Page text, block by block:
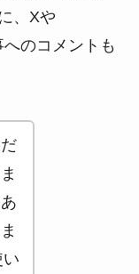
、Xや
のコメントも